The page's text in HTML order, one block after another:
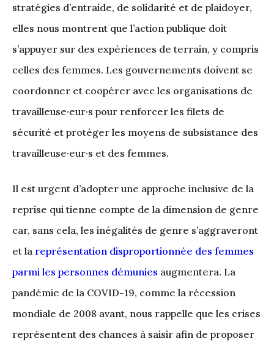
stratégies d’entraide, de solidarité et de plaidoyer,
elles nous montrent que l’action publique doit
s’appuyer sur des expériences de terrain, y compris
celles des femmes. Les gouvernements doivent se
coordonner et coopérer avec les organisations de
travailleuse·eur·s pour renforcer les filets de
sécurité et protéger les moyens de subsistance des
travailleuse·eur·s et des femmes.
Il est urgent d’adopter une approche inclusive de la
reprise qui tienne compte de la dimension de genre
car, sans cela, les inégalités de genre s’aggraveront
et la représentation disproportionnée des femmes
parmi les personnes démunies augmentera. La
pandémie de la COVID-19, comme la récession
mondiale de 2008 avant, nous rappelle que les crises
représentent des chances à saisir afin de proposer